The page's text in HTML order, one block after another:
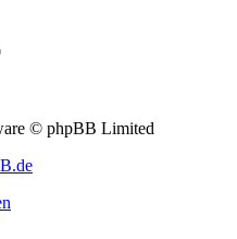
© phpBB Limited